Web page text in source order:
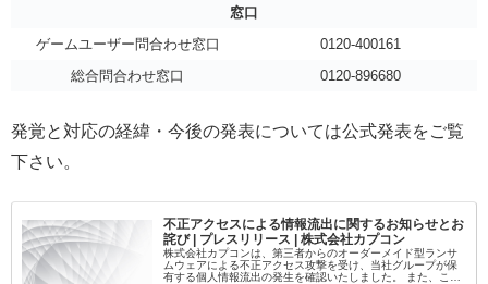
窓口
ゲームユーザー問合わせ窓口
0120-400161
総合問合わせ窓口
0120-896680
発覚と対応の経緯・今後の発表については公式発表をご覧
下さい。
不正アクセスによる情報流出に関するお知らせとお
詫び | プレスリリース | 株式会社カプコン
株式会社カプコンは、第三者からのオーダーメイド型ランサ
ムウェアによる不正アクセス攻撃を受け、当社グループが保
有する個人情報流出の発生を確認いたしました。 また、この